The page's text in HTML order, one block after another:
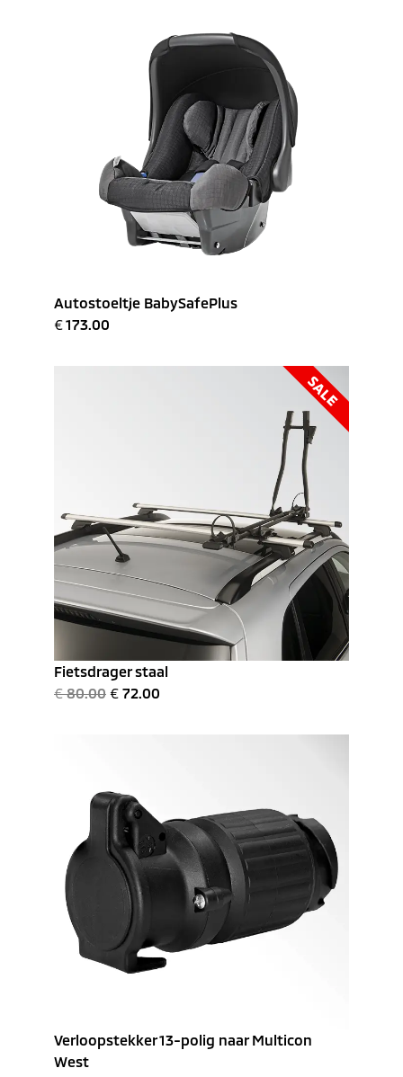
Autostoeltje BabySafePlus
€173.00
SALE
Fietsdrager staal
€ 80.00 € 72.00
Verloopstekker 13-polig naar Multicon
West